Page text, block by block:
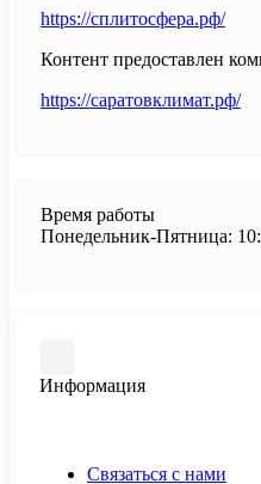
https://сплитосфера.рф/
Контент предоставлен
https://саратовклимат.рф/
Время работы
Понедельник-Пятница:
Информация
Связаться с нами